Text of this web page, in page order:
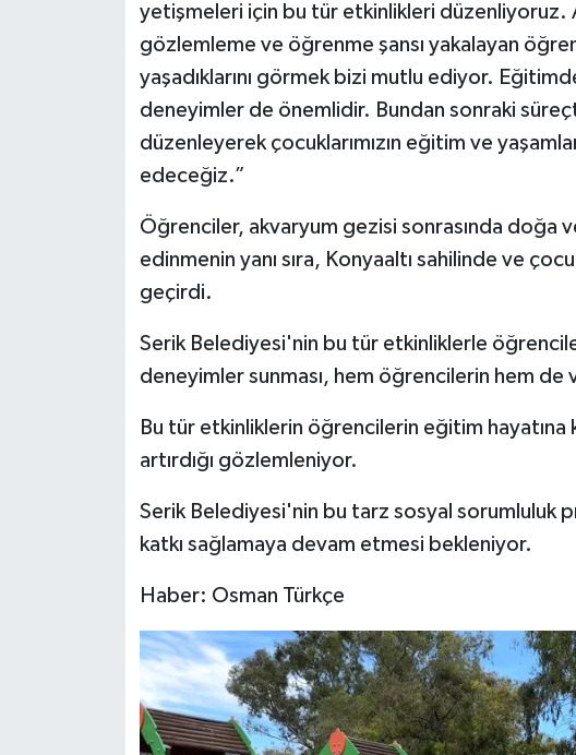
yetişmeleri için bu tür etkinlikleri düzenliyoruz.
gözlemleme ve öğrenme şansı yakalayan
yaşadıklarını görmek bizi mutlu ediyor.
deneyimler de önemlidir. Bundan sonraki
düzenleyerek çocuklarımızın eğitim ve
edeceğiz.”
Öğrenciler, akvaryum gezisi sonrasında doğa
edinmenin yanı sıra, Konyaaltı sahilinde ve
geçirdi.
Serik Belediyesi'nin bu tür etkinliklerle
deneyimler sunması, hem öğrencilerin hem de
Bu tür etkinliklerin öğrencilerin eğitim hayatına
artırdığı gözlemleniyor.
Serik Belediyesi'nin bu tarz sosyal sorumluluk
katkı sağlamaya devam etmesi bekleniyor.
Haber: Osman Türkçe